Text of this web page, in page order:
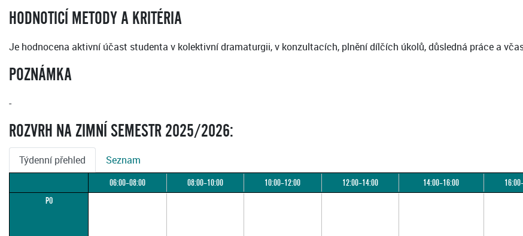
HODNOTICÍ METODY A KRITÉRIA
Je hodnocena aktivní účast studenta v kolektivní dramaturgii, v konzultacích, plnění dílčích úkolů, důsledná práce a
POZNÁMKA
-
ROZVRH NA ZIMNÍ SEMESTR 2025/2026:
Týdenní přehled Seznam
06:00–08:00 08:00–10:00 10:00–12:00 12:00–14:00 14:00–16:00
PO